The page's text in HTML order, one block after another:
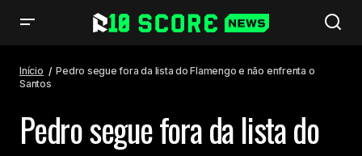
Início
Pedro segue fora da lista do Flamengo e não enfrenta o
Santos
Pedro segue fora da lista do